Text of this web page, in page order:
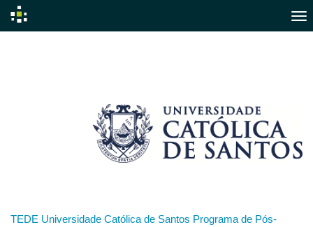
TEDE Universidade Católica de Santos Programa de Pós-